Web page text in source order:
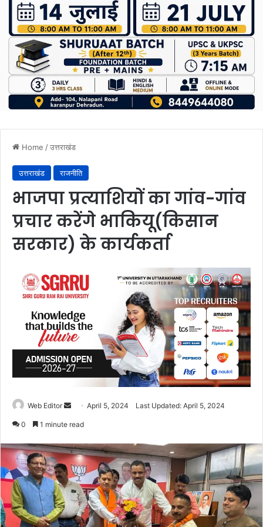
Home /उत्तराखंड
उत्तराखंड राजनीति
भाजपा प्रत्याशियों का गांव-गांव
प्रचार करेंगे भाकियू(किसान
सरकार) के कार्यकर्ता
Web Editor
d
n
e
m
a
April 5, 2024 Last Updated: April 5, 2024
0 1 minute read